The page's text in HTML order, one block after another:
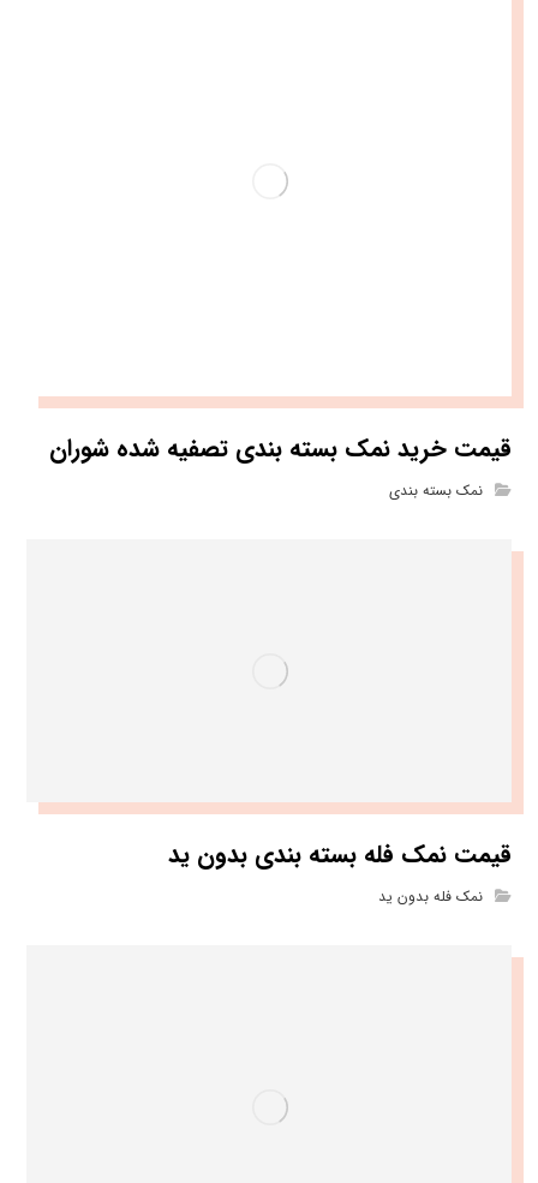
قیمت خرید نمک بسته بندی تصفیه شده شوران
نمک بسته بندی
قیمت نمک فله بسته بندی بدون ید
نمک فله بدون ید